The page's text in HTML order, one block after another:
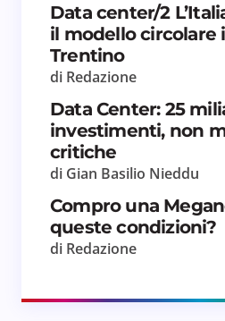
Data center/2
il modello circolare
Trentino
di Redazione
Data Center: 25
investimenti, non
critiche
di Gian Basilio Nieddu
Compro una
queste condizioni?
di Redazione